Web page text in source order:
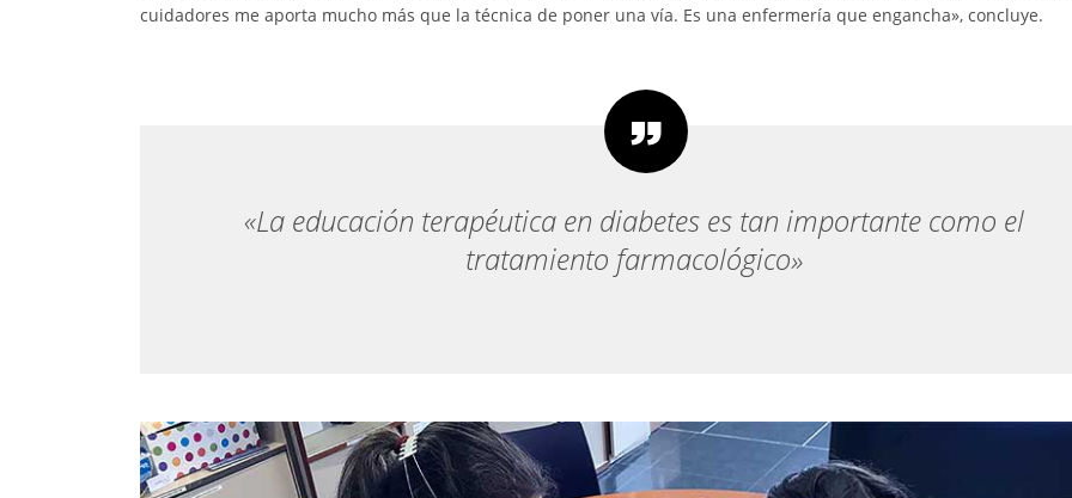
cuidadores me aporta mucho más que la técnica de poner una vía. Es una enfermería que engancha», concluye.
«La educación terapéutica en diabetes es tan importante como el
tratamiento farmacológico»